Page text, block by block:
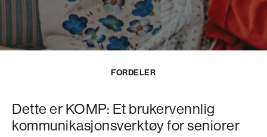
FORDELER
Dette er KOMP: Et brukervennlig
kommunikasjonsverktøy for seniorer